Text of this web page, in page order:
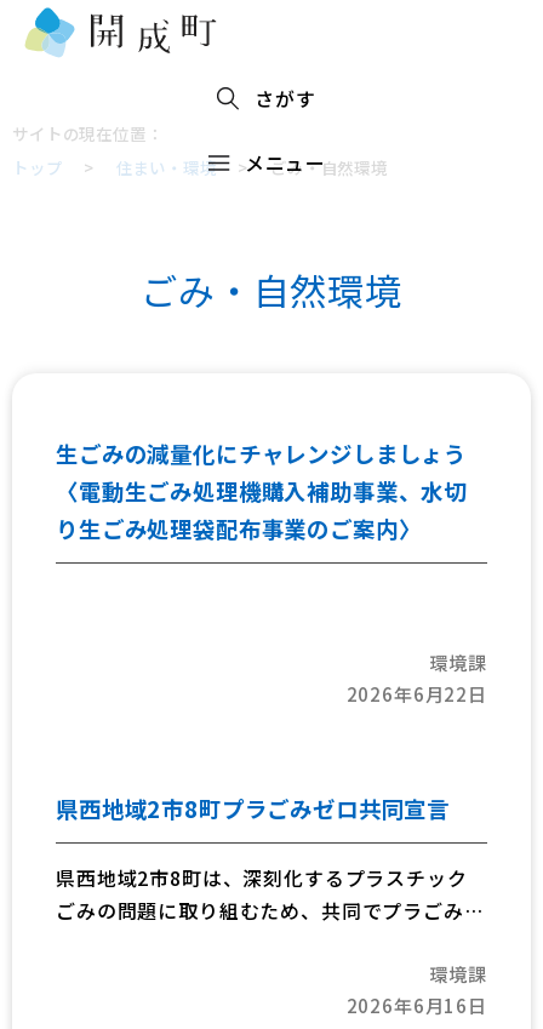
さがす
メニュー
サイトの現在位置：
トップ > 住まい・環境>ごみ・自然環境
ごみ・自然環境
生ごみの減量化にチャレンジしましょう
〈電動生ごみ処理機購入補助事業、水切
り生ごみ処理袋配布事業のご案内〉
環境課
2026年6月22日
県西地域2市8町プラごみゼロ共同宣言
県西地域2市8町は、深刻化するプラスチック
ごみの問題に取り組むため、共同でプラごみゼ
環境課
2026年6月16日